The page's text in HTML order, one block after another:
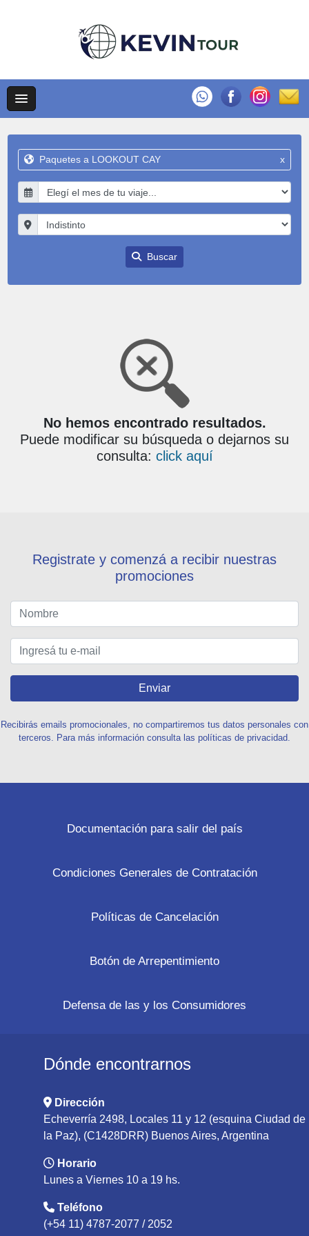
Paquetes a LOOKOUT CAY x
Buscar
No hemos encontrado resultados.
Puede modificar su búsqueda o dejarnos su
consulta: click aquí
Registrate y comenzá a recibir nuestras
promociones
Enviar
Recibirás emails promocionales, no compartiremos tus datos personales con
terceros. Para más información consulta las políticas de privacidad.
Documentación para salir del país
Condiciones Generales de Contratación
Políticas de Cancelación
Botón de Arrepentimiento
Defensa de las y los Consumidores
Dónde encontrarnos
Dirección
Echeverría 2498, Locales 11 y 12 (esquina Ciudad de
la Paz), (C1428DRR) Buenos Aires, Argentina
Horario
Lunes a Viernes 10 a 19 hs.
Teléfono
(+54 11) 4787-2077 / 2052